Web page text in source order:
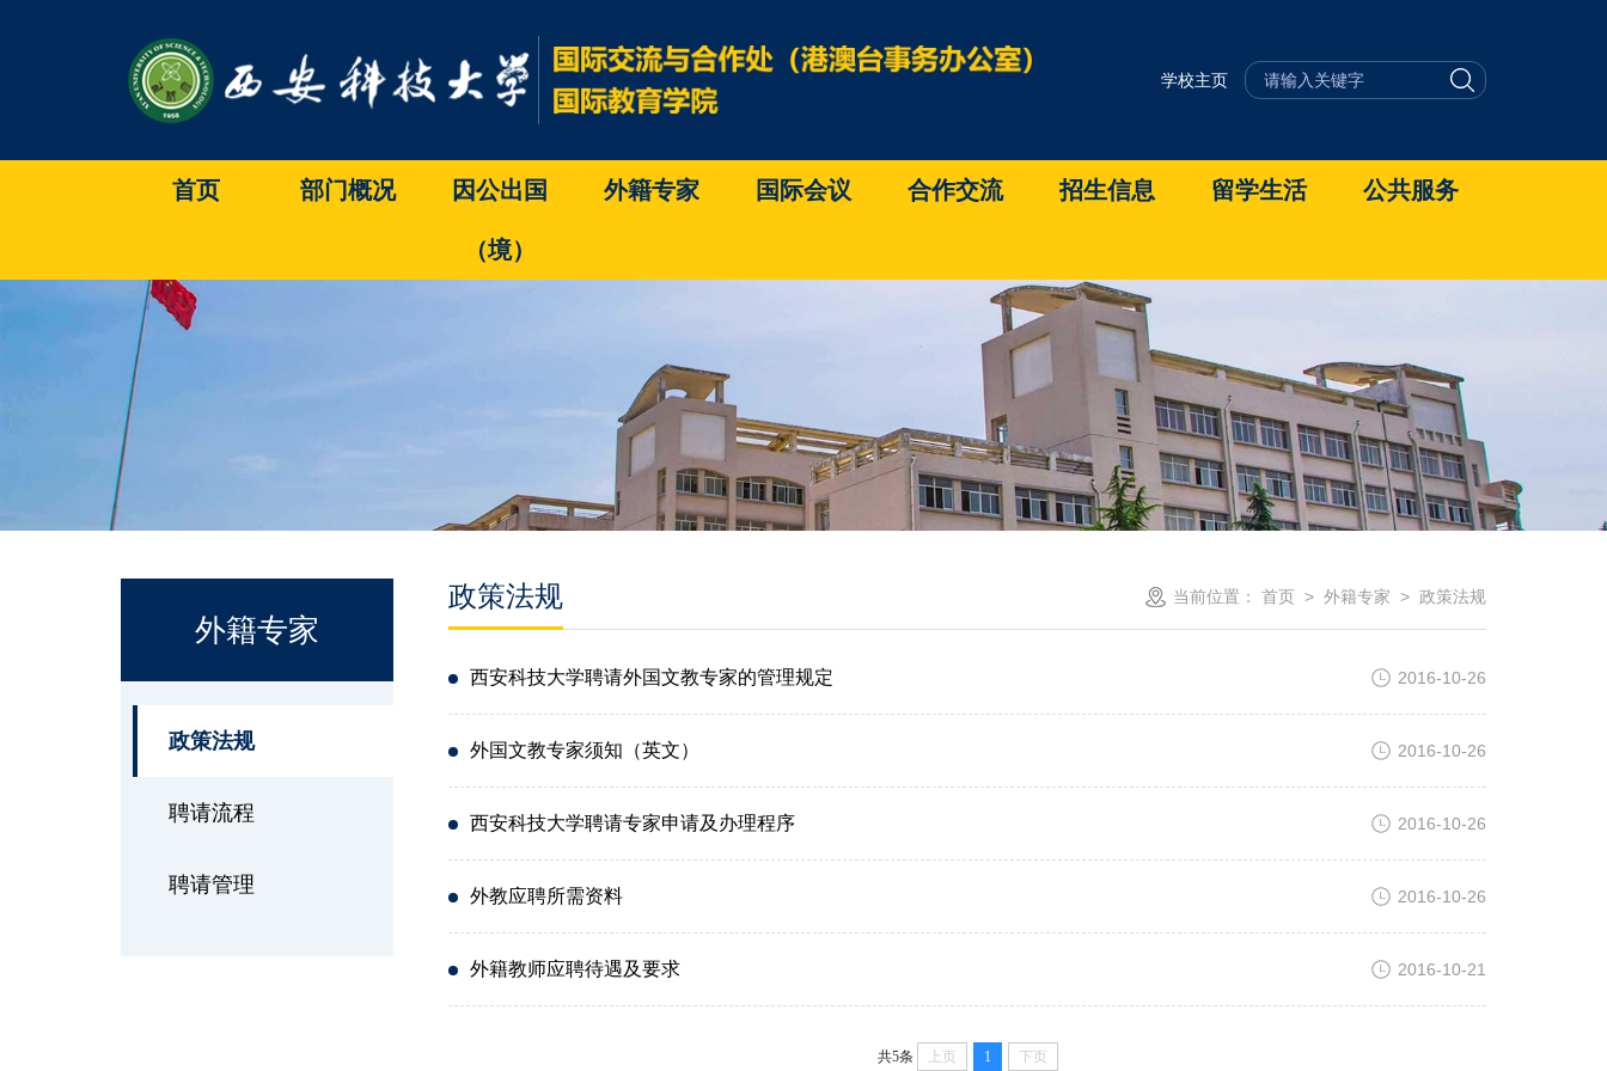
学校主页
首页 部门概况 因公出国
（境）
外籍专家 国际会议 合作交流 招生信息 留学生活 公共服务
外籍专家
政策法规
聘请流程
聘请管理
当前位置： 首页 >外籍专家 >政策法规
政策法规
西安科技大学聘请外国文教专家的管理规定 2016-10-26
外国文教专家须知（英文） 2016-10-26
西安科技大学聘请专家申请及办理程序 2016-10-26
外教应聘所需资料 2016-10-26
外籍教师应聘待遇及要求 2016-10-21
共5条 上页 1 下页